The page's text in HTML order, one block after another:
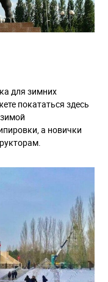
для зимних
покататься здесь
а новички